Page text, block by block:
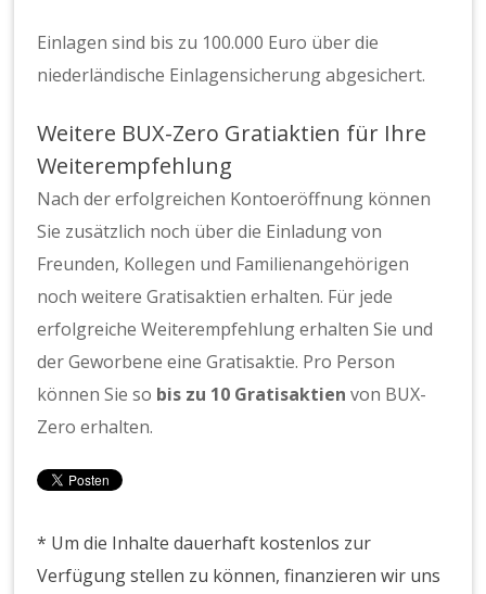
Einlagen sind bis zu 100.000 Euro über die
niederländische Einlagensicherung abgesichert.
Weitere BUX-Zero Gratiaktien für Ihre
Weiterempfehlung
Nach der erfolgreichen Kontoeröffnung können
Sie zusätzlich noch über die Einladung von
Freunden, Kollegen und Familienangehörigen
noch weitere Gratisaktien erhalten. Für jede
erfolgreiche Weiterempfehlung erhalten Sie und
der Geworbene eine Gratisaktie. Pro Person
können Sie so bis zu 10 Gratisaktien von BUX-
Zero erhalten.
* Um die Inhalte dauerhaft kostenlos zur
Verfügung stellen zu können, finanzieren wir uns